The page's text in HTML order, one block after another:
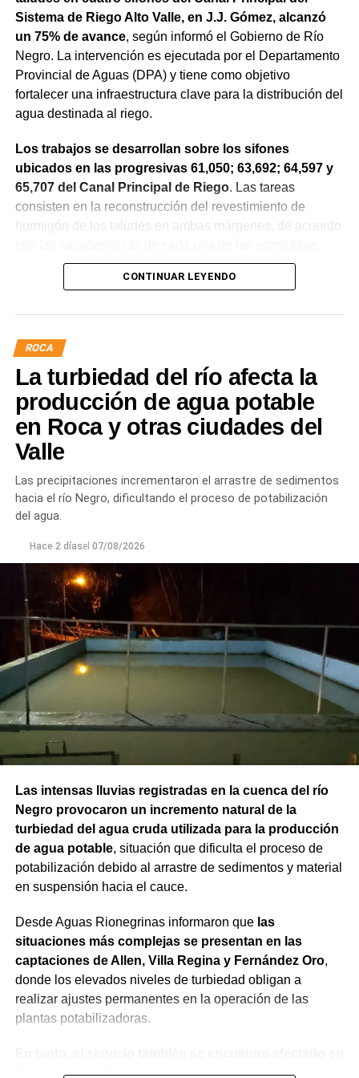
Sistema de Riego Alto Valle, en J.J. Gómez, alcanzó
un 75% de avance, según informó el Gobierno de Río
Negro. La intervención es ejecutada por el Departamento
Provincial de Aguas (DPA) y tiene como objetivo
fortalecer una infraestructura clave para la distribución del
agua destinada al riego.
Los trabajos se desarrollan sobre los sifones
ubicados en las progresivas 61,050; 63,692; 64,597 y
65,707 del Canal Principal de Riego. Las tareas
consisten en la reconstrucción del revestimiento de
hormigón de los taludes en ambas márgenes, de acuerdo
La obra incluye la demolición de losas deterioradas, la
requieren, la ejecución de un nuevo revestimiento de
hormigón reforzado con malla de acero y el sellado de
juntas para mejorar la durabilidad de la infraestructura.
Desde el DPA destacaron que esta intervención forma
parte del plan de mantenimiento y renovación de la
infraestructura hídrica provincial, con el propósito de
optimizar la conducción del agua, preservar el Canal
seguro para los productores del Alto Valle.
CONTINUAR LEYENDO
ROCA
La turbiedad del río afecta la
producción de agua potable
en Roca y otras ciudades del
Valle
Las precipitaciones incrementaron el arrastre de sedimentos
hacia el río Negro, dificultando el proceso de potabilización
del agua.
Hace 2 díasel 07/08/2026
Las intensas lluvias registradas en la cuenca del río
Negro provocaron un incremento natural de la
turbiedad del agua cruda utilizada para la producción
de agua potable, situación que dificulta el proceso de
potabilización debido al arrastre de sedimentos y material
en suspensión hacia el cauce.
Desde Aguas Rionegrinas informaron que las
situaciones más complejas se presentan en las
captaciones de Allen, Villa Regina y Fernández Oro,
donde los elevados niveles de turbiedad obligan a
realizar ajustes permanentes en la operación de las
plantas potabilizadoras.
General Roca, Cipolletti y Balsa Las Perlas,